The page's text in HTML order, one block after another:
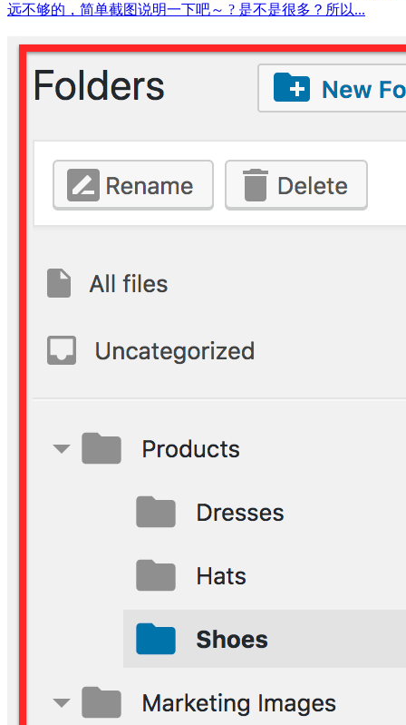
远不够的，简单截图说明一下吧～ ? 是不是很多？所以...